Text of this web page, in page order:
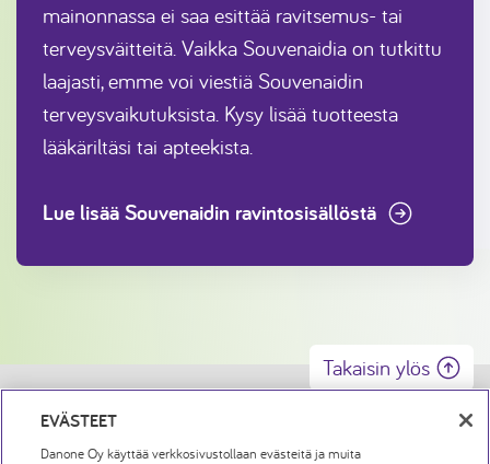
mainonnassa ei saa esittää ravitsemus- tai
terveysväitteitä. Vaikka Souvenaidia on tutkittu
laajasti, emme voi viestiä Souvenaidin
terveysvaikutuksista. Kysy lisää tuotteesta
lääkäriltäsi tai apteekista.
Lue lisää Souvenaidin ravintosisällöstä
Takaisin ylös
Tietosuojaseloste
EVÄSTEET
Danone Oy käyttää verkkosivustollaan evästeitä ja muita